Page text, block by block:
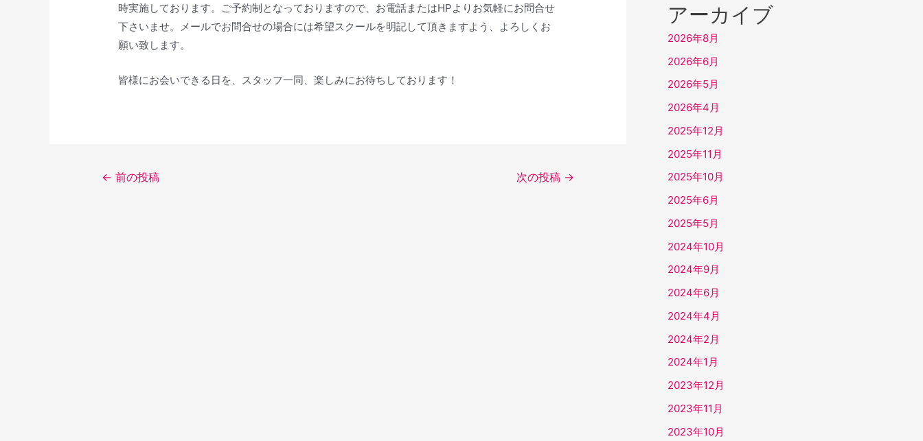
時実施しております。ご予約制となっておりますので、お電話またはHPよりお気軽にお問合せ
下さいませ。メールでお問合せの場合には希望スクールを明記して頂きますよう、よろしくお
願い致します。
皆様にお会いできる日を、スタッフ一同、楽しみにお待ちしております！
← 前の投稿 次の投稿 →
アーカイブ
2026年8月
2026年6月
2026年5月
2026年4月
2025年12月
2025年11月
2025年10月
2025年6月
2025年5月
2024年10月
2024年9月
2024年6月
2024年4月
2024年2月
2024年1月
2023年12月
2023年11月
2023年10月